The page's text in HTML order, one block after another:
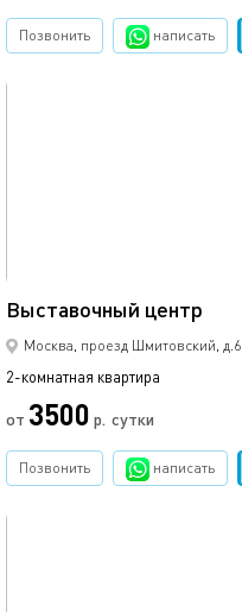
Позвонить написать
Выставочный центр
Москва, проезд Шмитовский, д.6
2-комнатная квартира
от 3500 р. сутки
Позвонить написать